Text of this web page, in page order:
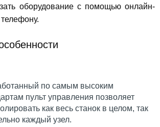
оборудование с помощью онлайн-
по самым высоким
пульт управления позволяет
как весь станок в целом, так
каждый узел.